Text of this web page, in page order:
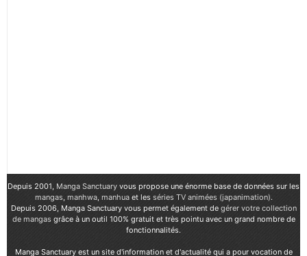
Depuis 2001, Manga Sanctuary vous propose une énorme base de données sur les
mangas, manhwa, manhuaet les séries TV animées (japanimation).
Depuis 2006, Manga Sanctuary vous permet également de gérer votre collection
de mangasgrâce à un outil 100% gratuit et très pointu avec un grand nombre de
fonctionnalités.
Manga Sanctuary est un site d'information et d'actualité qui a pour vocation de